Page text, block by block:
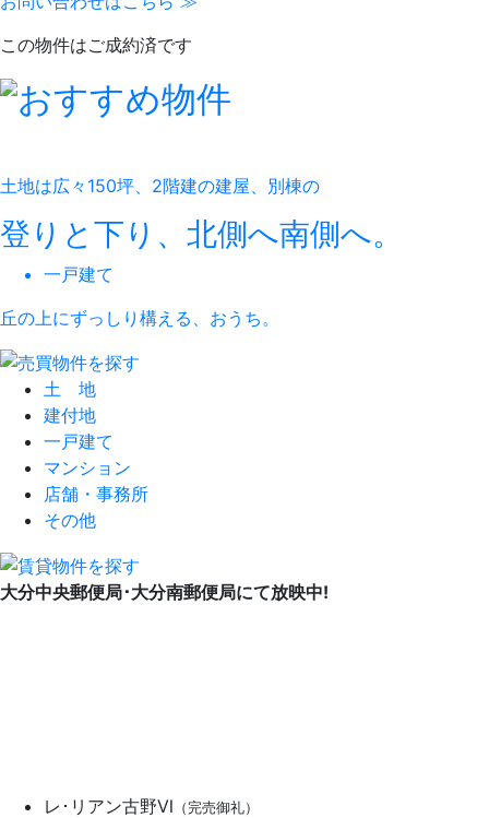
この物件はご成約済です
土地は広々150坪、2階建の建屋、別棟の
登りと下り、北側へ南側へ。
一戸建て
丘の上にずっしり構える、おうち。
土 地
建付地
一戸建て
マンション
店舗・事務所
その他
大分中央郵便局･大分南郵便局にて放映中!
レ･リアン古野Ⅵ （完売御礼）